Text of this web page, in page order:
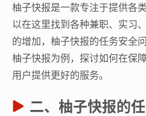
柚子快报是一款专注于提供各
以在这里找到各种兼职、实习
的增加，柚子快报的任务安全
柚子快报为例，探讨如何在保
用户提供更好的服务。
二、柚子快报的